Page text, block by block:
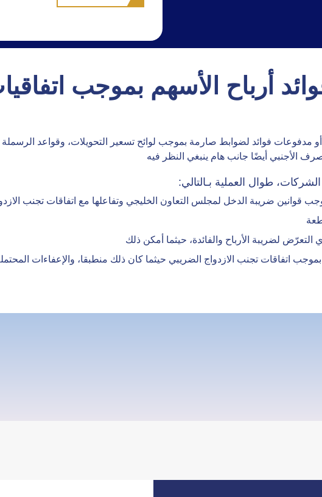
أرباح الأسهم بموجب
مدفوعات فوائد لضوابط صارمة بموجب لوائح تسعير التحويلات، وقواعد
الأجنبي أيضًا جانب هام ينبغي النظر فيه
طوال العملية بـالتالي:
قوانين ضريبة الدخل لمجلس التعاون الخليجي وتفاعلها مع اتفاقات تجنب
لضريبة الأرباح والفائدة، حيثما أمكن ذلك
اتفاقات تجنب الازدواج الضريبي حيثما كان ذلك منطبقا، والإعفاءات